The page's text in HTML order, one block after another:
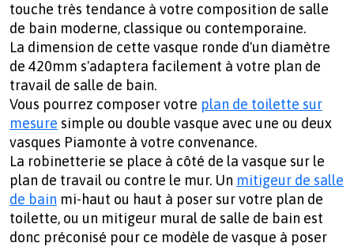
touche très tendance à votre composition de salle
de bain moderne, classique ou contemporaine.
La dimension de cette vasque ronde d'un diamètre
de 420mm s'adaptera facilement à votre plan de
travail de salle de bain.
Vous pourrez composer votre plan de toilette sur
mesure simple ou double vasque avec une ou deux
vasques Piamonte à votre convenance.
La robinetterie se place à côté de la vasque sur le
plan de travail ou contre le mur. Un mitigeur de salle
de bain mi-haut ou haut à poser sur votre plan de
toilette, ou un mitigeur mural de salle de bain est
donc préconisé pour ce modèle de vasque à poser